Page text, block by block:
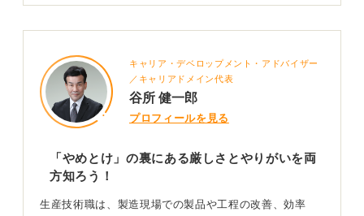
合わない」という人もいます。
自分に合うかどうかを大切に
ネット上の「残業が多い」「休日出勤がある」といった
情報が一部の職場で事実であったとしても、それが業界
らさ」の部分だけが切り取られて「やめとけ」という情
報になっている可能性もあります。そうした情報に振り
キャリア・デベロップメント・アドバイザー
／キャリアドメイン代表
谷所 健一郎
プロフィールを見る
「やめとけ」の裏にある厳しさとやりがいを両
方知ろう！
生産技術職は、製造現場での製品や工程の改善、効率